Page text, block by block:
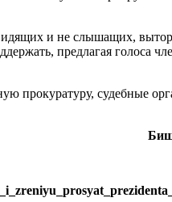
и не слышащих,
предлагая голоса
прокуратуру, судебные